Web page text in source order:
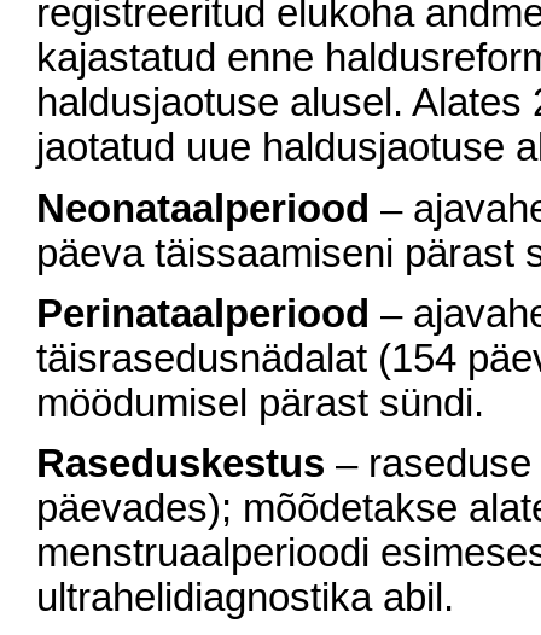
registreeritud elukoha
kajastatud enne
haldusjaotuse alusel.
jaotatud uue haldusjaotuse
Neonataalperiood –
päeva täissaamiseni pärast
Perinataalperiood –
täisrasedusnädalat (154
möödumisel pärast sündi.
Raseduskestus –
päevades); mõõdetakse
menstruaalperioodi
ultrahelidiagnostika abil.